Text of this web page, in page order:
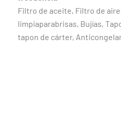
Filtro de aceite, Filtro de
limpiaparabrisas, Bujías,
tapon de cárter,